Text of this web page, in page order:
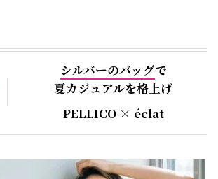
シルバーのバッグで
夏カジュアルを格上げ
PELLICO × éclat